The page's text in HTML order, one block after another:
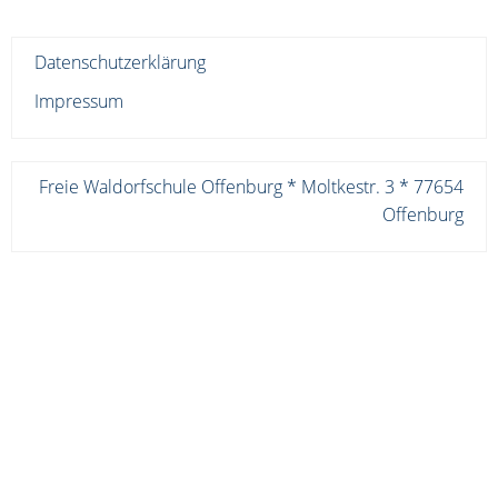
Datenschutzerklärung
Impressum
Freie Waldorfschule Offenburg * Moltkestr. 3 * 77654
Offenburg